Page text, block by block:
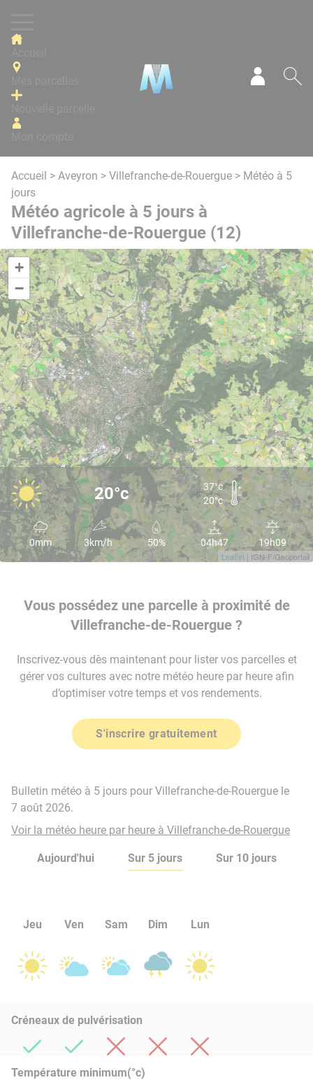
Accueil > Aveyron > Villefranche-de-Rouergue > Météo à 5
jours
Météo agricole à 5 jours à
Villefranche-de-Rouergue (12)
+
−
Leaflet | IGN-F/Geoportail
20°c
37°c
20°c
0mm 3km/h 50% 04h47 19h09
Vous possédez une parcelle à proximité de
Villefranche-de-Rouergue ?
Inscrivez-vous dès maintenant pour lister vos parcelles et
gérer vos cultures avec notre météo heure par heure afin
d’optimiser votre temps et vos rendements.
S'inscrire gratuitement
Bulletin météo à 5 jours pour Villefranche-de-Rouergue le
7 août 2026.
Voir la météo heure par heure à Villefranche-de-Rouergue
Aujourd'hui Sur 5 jours Sur 10 jours
Jeu Ven Sam Dim Lun
Créneaux de pulvérisation
Température minimum(°c)